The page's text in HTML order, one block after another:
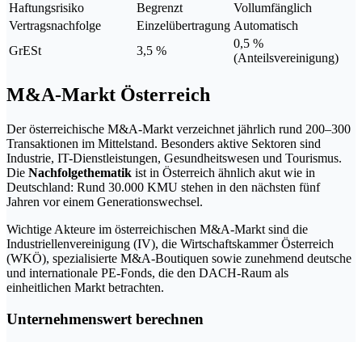
Haftungsrisiko
Begrenzt
Vollumfänglich
Vertragsnachfolge
Einzelübertragung Automatisch
GrESt
3,5 %
0,5 %
(Anteilsvereinigung)
M&A-Markt Österreich
Der österreichische M&A-Markt verzeichnet jährlich rund 200–300
Transaktionen im Mittelstand. Besonders aktive Sektoren sind
Industrie, IT-Dienstleistungen, Gesundheitswesen und Tourismus.
Die Nachfolgethematik ist in Österreich ähnlich akut wie in
Deutschland: Rund 30.000 KMU stehen in den nächsten fünf
Jahren vor einem Generationswechsel.
Wichtige Akteure im österreichischen M&A-Markt sind die
Industriellenvereinigung (IV), die Wirtschaftskammer Österreich
(WKÖ), spezialisierte M&A-Boutiquen sowie zunehmend deutsche
und internationale PE-Fonds, die den DACH-Raum als
einheitlichen Markt betrachten.
Unternehmenswert berechnen